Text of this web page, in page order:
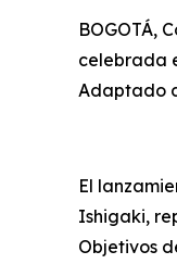
BOGOTÁ,
celebrada
Adaptado
El
Ishigaki,
Objetivos